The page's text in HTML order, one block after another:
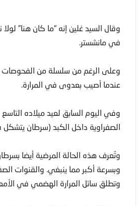
في مانشستر.
وعلى الرغم من سلسلة من الفحوصات
عندما أصيب بعدوى في المرارة.
الصفراوية داخل الكبد (سرطان يتشكل
وتُعرف هذه الحالة المرضية أيضا
وبسرعة أكبر مما ينبغي. والقنوات
وتطلق سائل المرارة الهضمي في